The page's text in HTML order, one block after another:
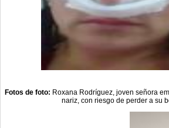
Fotos de foto: Roxana Rodríguez, joven señora
nariz, con riesgo de perder a su